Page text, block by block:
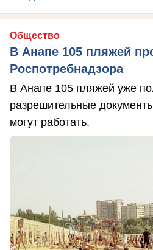
Общество
В Анапе 105 пляжей
Роспотребнадзора
В Анапе 105 пляжей уже
разрешительные
могут работать.